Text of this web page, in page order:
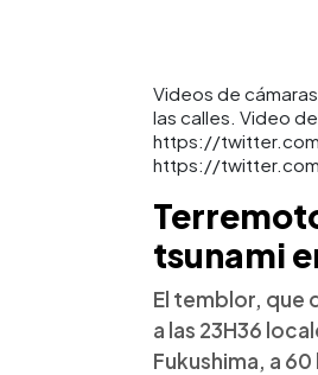
Videos de
las calles. Video
https://
https://
tsunami
El temblor, que
a las 23H36
Fukushima, a